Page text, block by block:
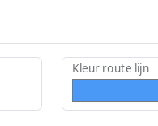
Kleur route lijn